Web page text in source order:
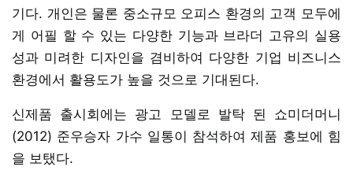
기다. 개인은 물론 중소규모 오피스 환경의 고객 모두에
게 어필 할 수 있는 다양한 기능과 브라더 고유의 실용
성과 미려한 디자인을 겸비하여 다양한 기업 비즈니스
환경에서 활용도가 높을 것으로 기대된다.
신제품 출시회에는 광고 모델로 발탁 된 쇼미더머니
(2012) 준우승자 가수 일통이 참석하여 제품 홍보에 힘
을 보탰다.